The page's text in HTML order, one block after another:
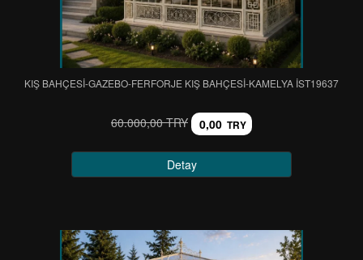
KIŞ BAHÇESİ-GAZEBO-FERFORJE KIŞ BAHÇESİ-KAMELYA IST19637
60.000,00 TRY 0,00 TRY
Detay